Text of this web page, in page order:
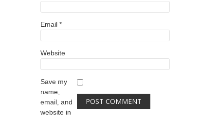
Email *
Website
Save my
name,
email, and
website in